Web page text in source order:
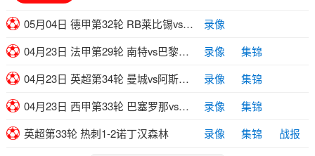
05月04日 德甲第32轮 RB莱比锡vs拜仁慕尼黑 全场录像
录像
04月23日 法甲第29轮 南特vs巴黎圣日耳曼 全场录像
录像
集锦
04月23日 英超第34轮 曼城vs阿斯顿维拉 全场录像
录像
集锦
04月23日 西甲第33轮 巴塞罗那vs马洛卡 全场录像
录像
集锦
英超第33轮 热刺1-2诺丁汉森林
录像 集锦 战报